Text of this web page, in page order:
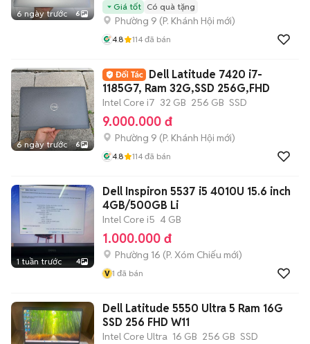
6 ngày trước 6
Giá tốt Có quà tặng
Phường 9 (P. Khánh Hội mới)
4.8 114 đã bán
6 ngày trước 6
Dell Latitude 7420 i7-
1185G7, Ram 32G,SSD 256G,FHD
Intel Core i7 32 GB 256 GB SSD
9.000.000 đ
Phường 9 (P. Khánh Hội mới)
4.8 114 đã bán
1 tuần trước 4
Dell Inspiron 5537 i5 4010U 15.6 inch
4GB/500GB Li
Intel Core i5 4 GB
1.000.000 đ
Phường 16 (P. Xóm Chiếu mới)
v 1 đã bán
Dell Latitude 5550 Ultra 5 Ram 16G
SSD 256 FHD W11
Intel Core Ultra 16 GB 256 GB SSD